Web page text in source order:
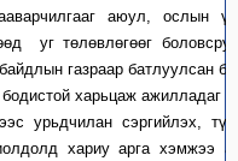
аюул, ослын
уг төлөвлөгөөг
газраар батлуулсан
харьцаж ажилладаг
урьдчилан сэргийлэх,
хариу арга хэмжээ